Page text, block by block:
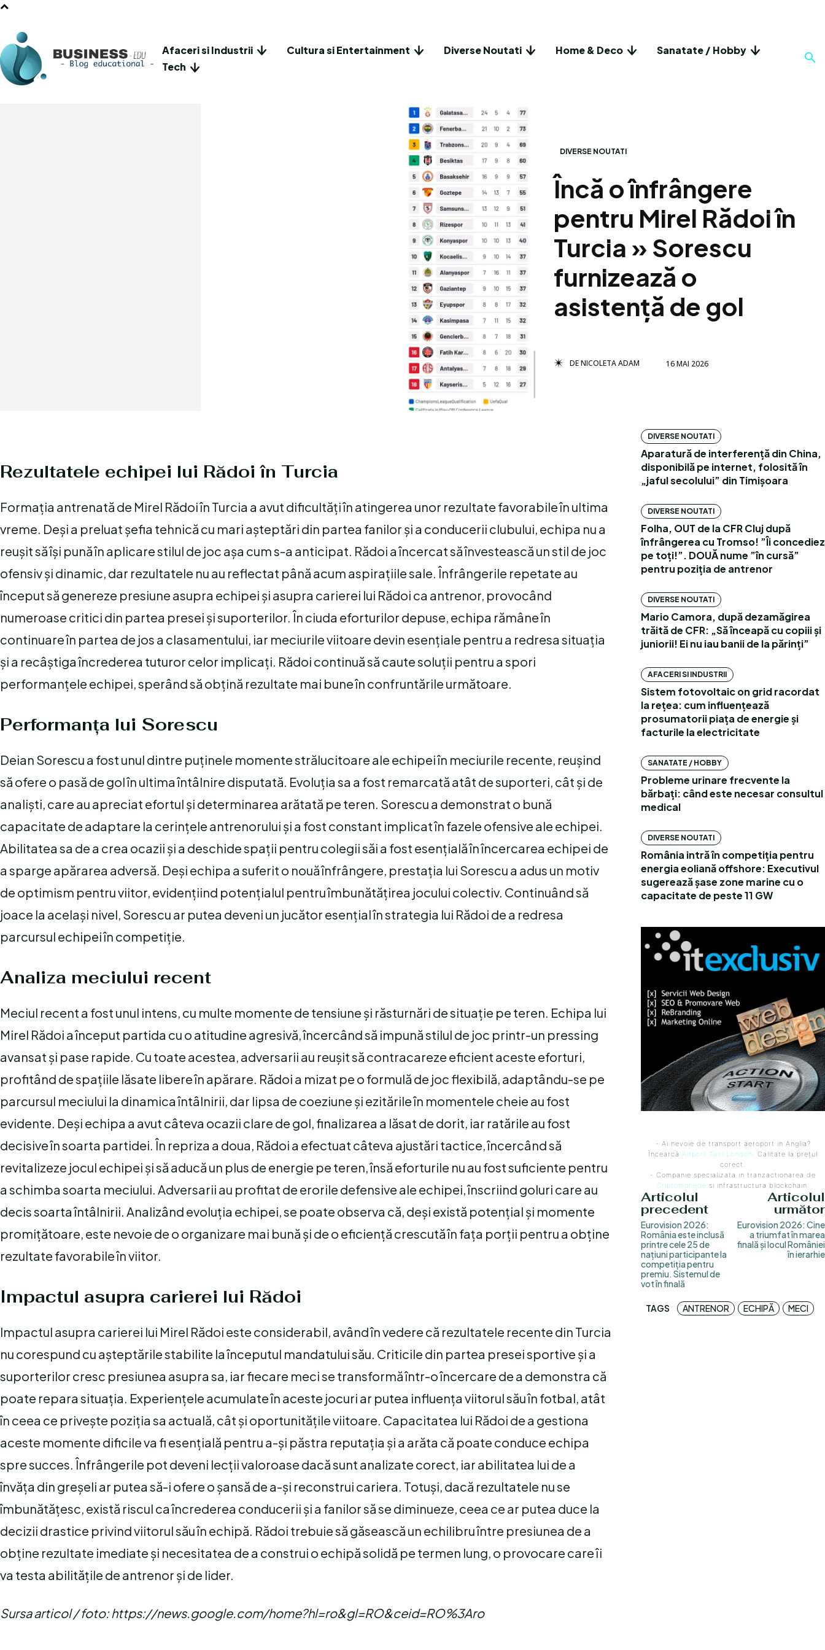
Afaceri si Industrii Cultura si Entertainment Diverse Noutati Home & Deco
Sanatate / Hobby
Tech
DIVERSE NOUTATI
Încă o înfrângere
pentru Mirel Rădoi în
Turcia » Sorescu
furnizează o
asistență de gol
DENICOLETA ADAM 16 MAI 2026
Rezultatele echipei lui Rădoi în Turcia
Formația antrenată de Mirel Rădoi în Turcia a avut dificultăți în atingerea unor rezultate favorabile în ultima
vreme. Deși a preluat șefia tehnică cu mari așteptări din partea fanilor și a conducerii clubului, echipa nu a
reușit să își pună în aplicare stilul de joc așa cum s-a anticipat. Rădoi a încercat să învestească un stil de joc
ofensiv și dinamic, dar rezultatele nu au reflectat până acum aspirațiile sale. Înfrângerile repetate au
început să genereze presiune asupra echipei și asupra carierei lui Rădoi ca antrenor, provocând
numeroase critici din partea presei și suporterilor. În ciuda eforturilor depuse, echipa rămâne în
continuare în partea de jos a clasamentului, iar meciurile viitoare devin esențiale pentru a redresa situația
și a recâștiga încrederea tuturor celor implicați. Rădoi continuă să caute soluții pentru a spori
performanțele echipei, sperând să obțină rezultate mai bune în confruntările următoare.
Performanța lui Sorescu
Deian Sorescu a fost unul dintre puținele momente strălucitoare ale echipei în meciurile recente, reușind
să ofere o pasă de gol în ultima întâlnire disputată. Evoluția sa a fost remarcată atât de suporteri, cât și de
analiști, care au apreciat efortul și determinarea arătată pe teren. Sorescu a demonstrat o bună
capacitate de adaptare la cerințele antrenorului și a fost constant implicat în fazele ofensive ale echipei.
Abilitatea sa de a crea ocazii și a deschide spații pentru colegii săi a fost esențială în încercarea echipei de
a sparge apărarea adversă. Deși echipa a suferit o nouă înfrângere, prestația lui Sorescu a adus un motiv
de optimism pentru viitor, evidențiind potențialul pentru îmbunătățirea jocului colectiv. Continuând să
joace la același nivel, Sorescu ar putea deveni un jucător esențial în strategia lui Rădoi de a redresa
parcursul echipei în competiție.
Analiza meciului recent
Meciul recent a fost unul intens, cu multe momente de tensiune și răsturnări de situație pe teren. Echipa lui
Mirel Rădoi a început partida cu o atitudine agresivă, încercând să impună stilul de joc printr-un pressing
avansat și pase rapide. Cu toate acestea, adversarii au reușit să contracareze eficient aceste eforturi,
profitând de spațiile lăsate libere în apărare. Rădoi a mizat pe o formulă de joc flexibilă, adaptându-se pe
parcursul meciului la dinamica întâlnirii, dar lipsa de coeziune și ezitările în momentele cheie au fost
evidente. Deși echipa a avut câteva ocazii clare de gol, finalizarea a lăsat de dorit, iar ratările au fost
decisive în soarta partidei. În repriza a doua, Rădoi a efectuat câteva ajustări tactice, încercând să
revitalizeze jocul echipei și să aducă un plus de energie pe teren, însă eforturile nu au fost suficiente pentru
a schimba soarta meciului. Adversarii au profitat de erorile defensive ale echipei, înscriind goluri care au
decis soarta întâlnirii. Analizând evoluția echipei, se poate observa că, deși există potențial și momente
promițătoare, este nevoie de o organizare mai bună și de o eficiență crescută în fața porții pentru a obține
rezultate favorabile în viitor.
Impactul asupra carierei lui Rădoi
Impactul asupra carierei lui Mirel Rădoi este considerabil, având în vedere că rezultatele recente din Turcia
nu corespund cu așteptările stabilite la începutul mandatului său. Criticile din partea presei sportive și a
suporterilor cresc presiunea asupra sa, iar fiecare meci se transformă într-o încercare de a demonstra că
poate repara situația. Experiențele acumulate în aceste jocuri ar putea influența viitorul său în fotbal, atât
în ceea ce privește poziția sa actuală, cât și oportunitățile viitoare. Capacitatea lui Rădoi de a gestiona
aceste momente dificile va fi esențială pentru a-și păstra reputația și a arăta că poate conduce echipa
spre succes. Înfrângerile pot deveni lecții valoroase dacă sunt analizate corect, iar abilitatea lui de a
învăța din greșeli ar putea să-i ofere o șansă de a-și reconstrui cariera. Totuși, dacă rezultatele nu se
îmbunătățesc, există riscul ca încrederea conducerii și a fanilor să se diminueze, ceea ce ar putea duce la
decizii drastice privind viitorul său în echipă. Rădoi trebuie să găsească un echilibru între presiunea de a
obține rezultate imediate și necesitatea de a construi o echipă solidă pe termen lung, o provocare care îi
va testa abilitățile de antrenor și de lider.
Sursa articol / foto: https://news.google.com/home?hl=ro&gl=RO&ceid=RO%3Aro
DIVERSE NOUTATI
Aparatură de interferență din China,
disponibilă pe internet, folosită în
„jaful secolului” din Timișoara
DIVERSE NOUTATI
Folha, OUT de la CFR Cluj după
înfrângerea cu Tromso! ”Îi concediez
pe toți!”. DOUĂ nume ”în cursă”
pentru poziția de antrenor
DIVERSE NOUTATI
Mario Camora, după dezamăgirea
trăită de CFR: „Să înceapă cu copiii și
juniorii! Ei nu iau banii de la părinți”
AFACERI SI INDUSTRII
Sistem fotovoltaic on grid racordat
la rețea: cum influențează
prosumatorii piața de energie și
facturile la electricitate
SANATATE / HOBBY
Probleme urinare frecvente la
bărbați: când este necesar consultul
medical
DIVERSE NOUTATI
România intră în competiția pentru
energia eoliană offshore: Executivul
sugerează șase zone marine cu o
capacitate de peste 11 GW
- Ai nevoie de transport aeroport in Anglia?
Încearcă Airport Taxi London. Calitate la prețul
corect.
- Companie specializata in tranzactionarea de
Criptomonede si infrastructura blockchain.
Articolul
precedent
Eurovision 2026:
România este inclusă
printre cele 25 de
națiuni participante la
competiția pentru
premiu. Sistemul de
vot în finală
Articolul
următor
Eurovision 2026: Cine
a triumfat în marea
finală și locul României
în ierarhie
TAGS ANTRENOR ECHIPĂ MECI